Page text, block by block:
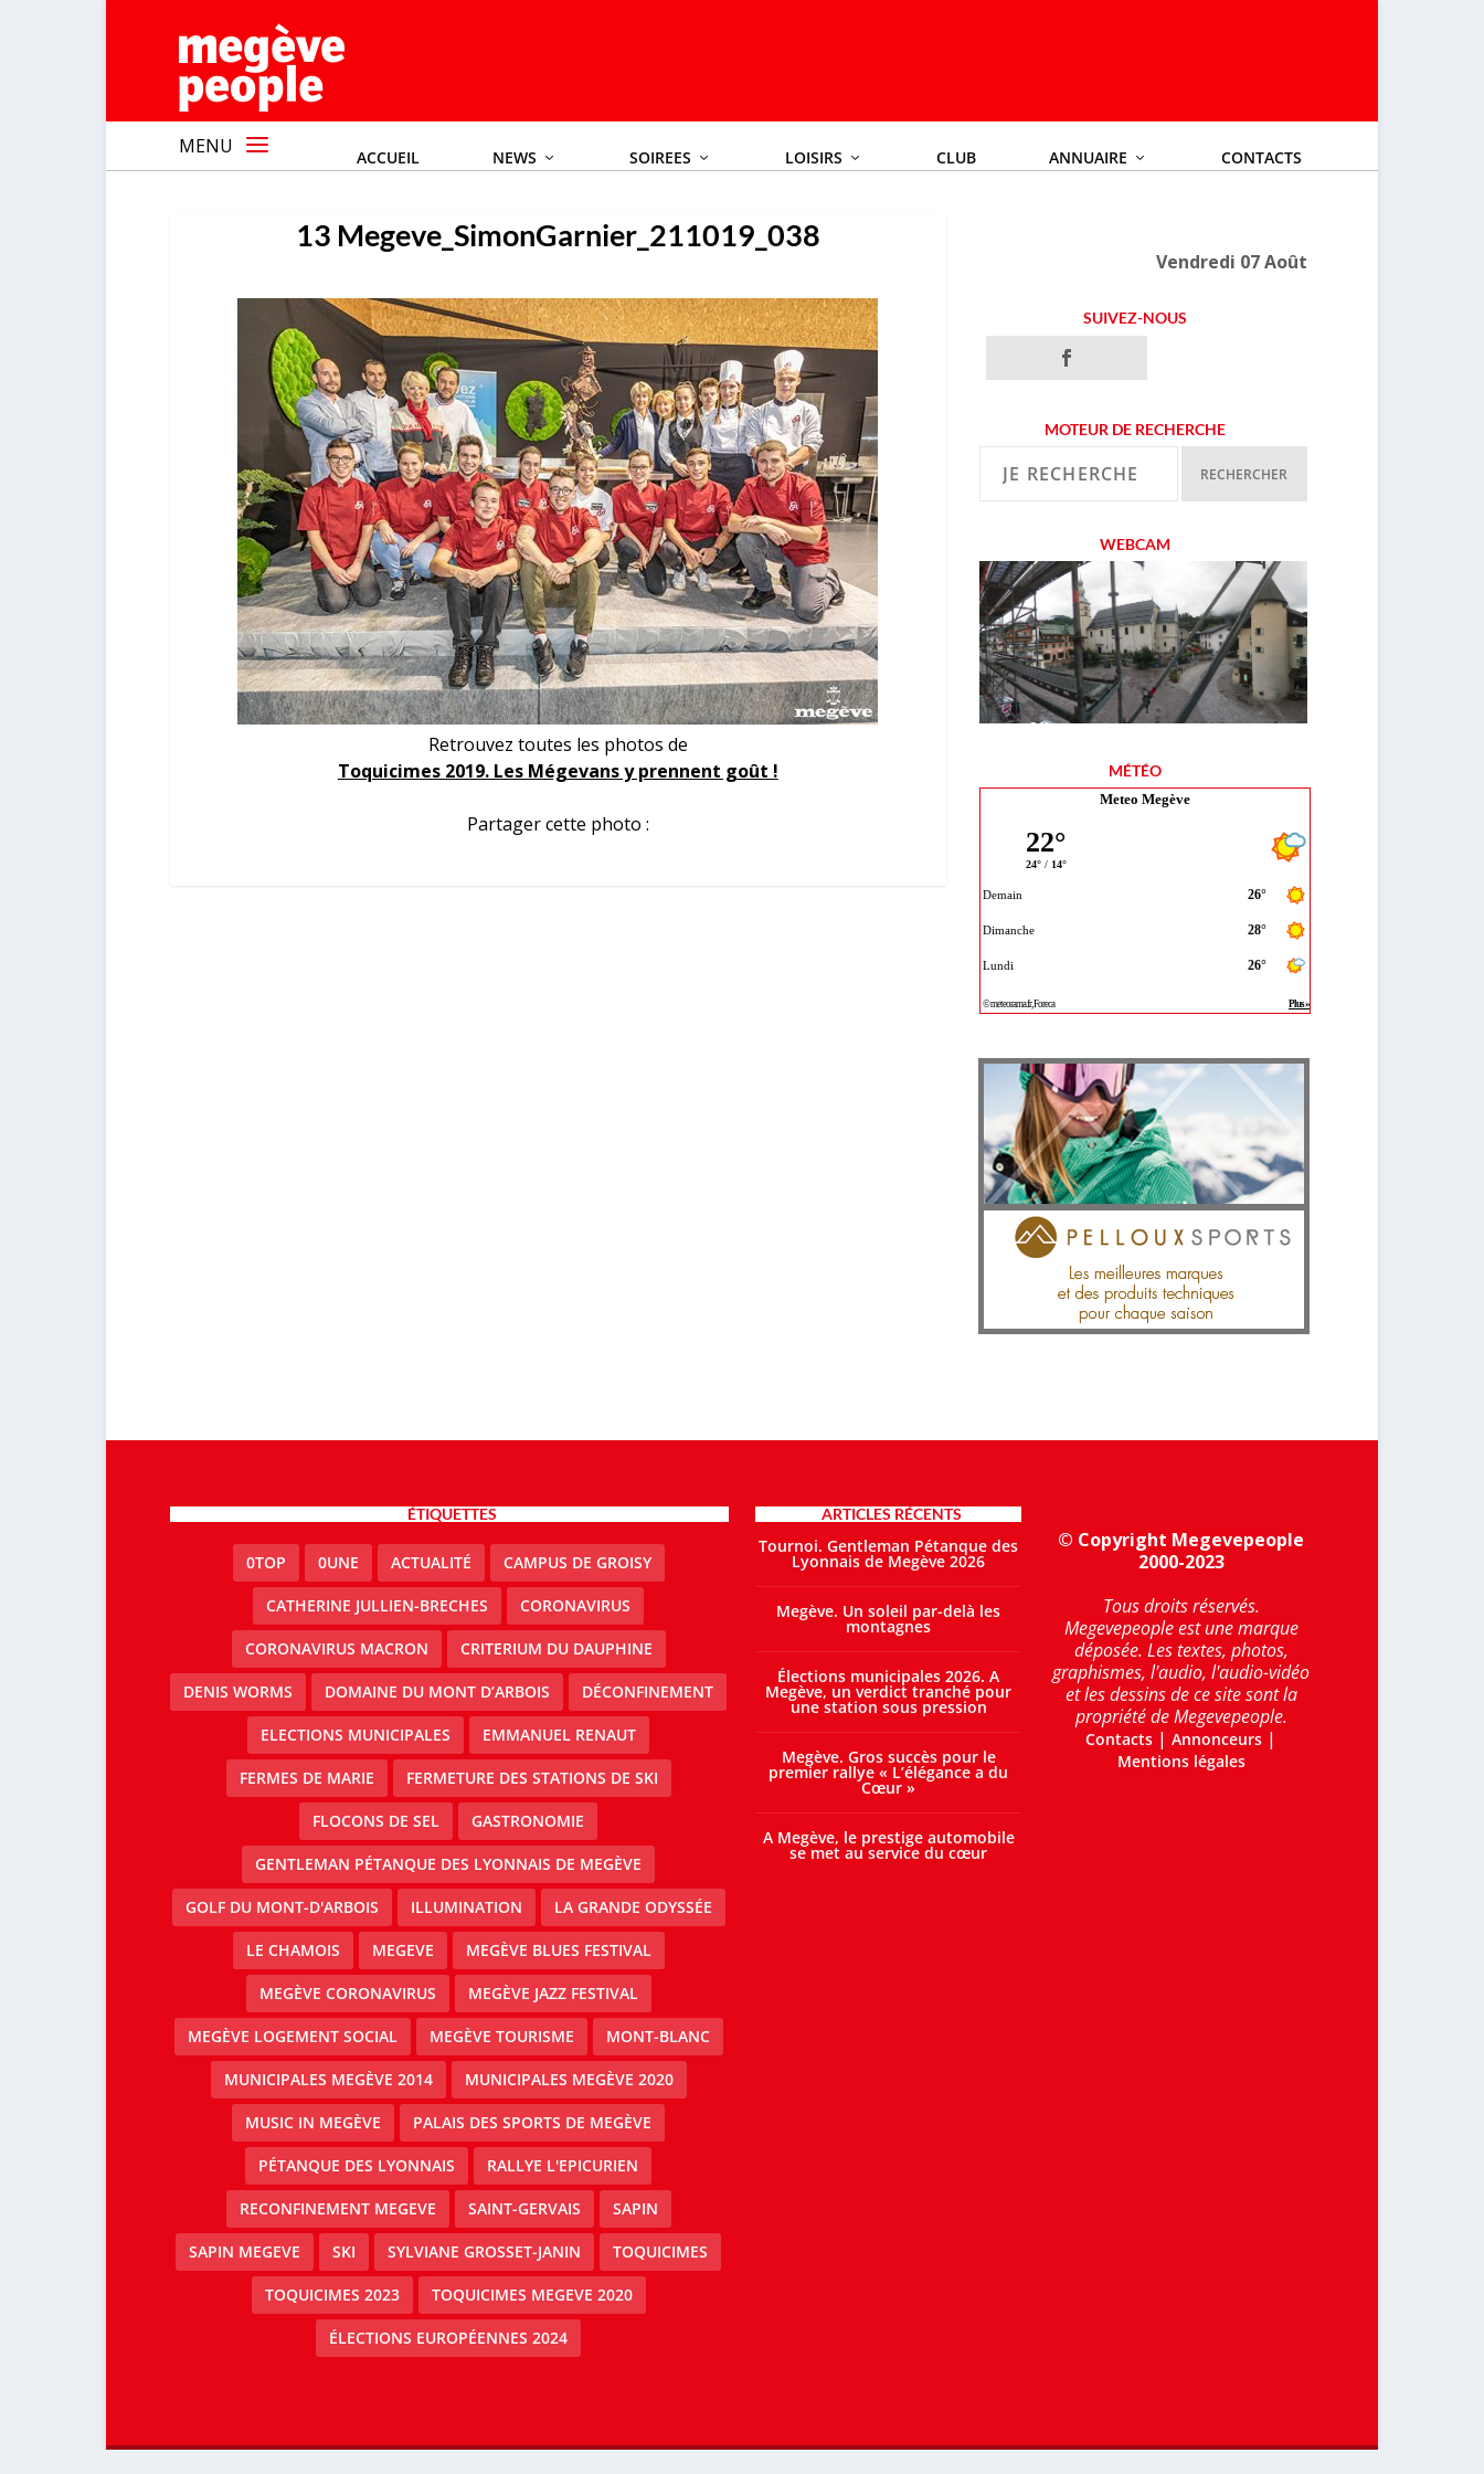
MENU ACCUEIL NEWS SOIREES LOISIRS CLUB ANNUAIRE CONTACTS
13 Megeve_SimonGarnier_211019_038
Retrouvez toutes les photos de
Toquicimes 2019. Les Mégevans y prennent goût !
Partager cette photo :
Vendredi 07 Août
SUIVEZ-NOUS
MOTEUR DE RECHERCHE
WEBCAM
MÉTÉO
Meteo Megève
ÉTIQUETTES
0TOP 0UNE ACTUALITÉ CAMPUS DE GROISY
CATHERINE JULLIEN-BRECHES CORONAVIRUS
CORONAVIRUS MACRON CRITERIUM DU DAUPHINE
DENIS WORMS DOMAINE DU MONT D’ARBOIS DÉCONFINEMENT
ELECTIONS MUNICIPALES EMMANUEL RENAUT
FERMES DE MARIE FERMETURE DES STATIONS DE SKI
FLOCONS DE SEL GASTRONOMIE
GENTLEMAN PÉTANQUE DES LYONNAIS DE MEGÈVE
GOLF DU MONT-D'ARBOIS ILLUMINATION LA GRANDE ODYSSÉE
LE CHAMOIS MEGEVE MEGÈVE BLUES FESTIVAL
MEGÈVE CORONAVIRUS MEGÈVE JAZZ FESTIVAL
MEGÈVE LOGEMENT SOCIAL MEGÈVE TOURISME MONT-BLANC
MUNICIPALES MEGÈVE 2014 MUNICIPALES MEGÈVE 2020
MUSIC IN MEGÈVE PALAIS DES SPORTS DE MEGÈVE
PÉTANQUE DES LYONNAIS RALLYE L'EPICURIEN
RECONFINEMENT MEGEVE SAINT-GERVAIS SAPIN
SAPIN MEGEVE SKI SYLVIANE GROSSET-JANIN TOQUICIMES
TOQUICIMES 2023 TOQUICIMES MEGEVE 2020
ÉLECTIONS EUROPÉENNES 2024
ARTICLES RÉCENTS
Tournoi. Gentleman Pétanque des
Lyonnais de Megève 2026
Megève. Un soleil par-delà les
montagnes
Élections municipales 2026. A
Megève, un verdict tranché pour
une station sous pression
Megève. Gros succès pour le
premier rallye « L’élégance a du
Cœur »
A Megève, le prestige automobile
se met au service du cœur
© Copyright Megevepeople
2000-2023
Tous droits réservés.
Megevepeople est une marque
déposée. Les textes, photos,
graphismes, l'audio, l'audio-vidéo
et les dessins de ce site sont la
propriété de Megevepeople.
Contacts |Annonceurs |
Mentions légales